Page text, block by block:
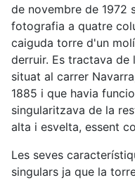
de novembre de 1972
fotografia a quatre
caiguda torre d'un
derruir. Es tractava de
situat al carrer
1885 i que havia
singularitzava de la
alta i esvelta, essent
Les seves
singulars ja que la